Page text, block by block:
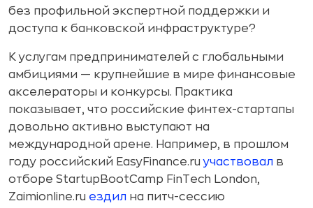
без профильной экспертной поддержки и
доступа к банковской инфраструктуре?
К услугам предпринимателей с глобальными
амбициями — крупнейшие в мире финансовые
акселераторы и конкурсы. Практика
показывает, что российские финтех-стартапы
довольно активно выступают на
международной арене. Например, в прошлом
году российский EasyFinance.ruучаствовал в
отборе StartupBootCamp FinTech London,
Zaimionline.ru ездил на питч-сессию